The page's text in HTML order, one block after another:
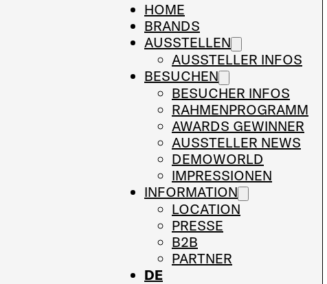
HOME
BRANDS
AUSSTELLEN
AUSSTELLER INFOS
BESUCHEN
BESUCHER INFOS
RAHMENPROGRAMM
AWARDS GEWINNER
AUSSTELLER NEWS
DEMOWORLD
IMPRESSIONEN
INFORMATION
LOCATION
PRESSE
B2B
PARTNER
DE